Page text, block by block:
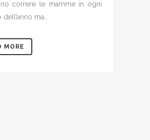
correre le mamme in ogni
ma...
MORE